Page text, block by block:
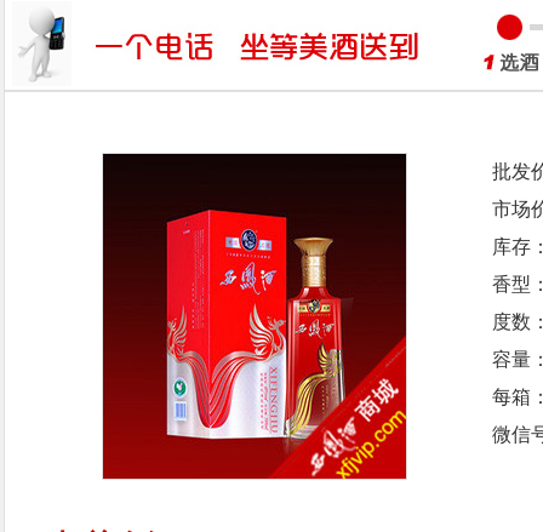
批发
市场
库存
香型
度数
容量
每箱
微信